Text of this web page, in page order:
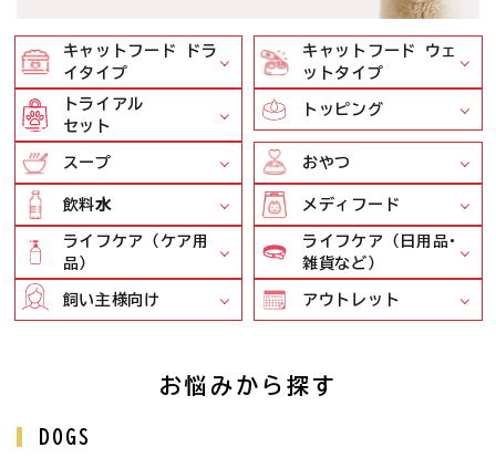
キャットフード ドラ
イタイプ
キャットフード ウェ
ットタイプ
トライアル
セット
トッピング
スープ おやつ
飲料⽔ メディフード
ライフケア（ケア用
品）
ライフケア（日用品･
雑貨など）
飼い主様向け アウトレット
お悩みから探す
DOGS